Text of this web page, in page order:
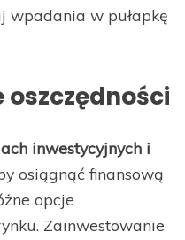
wpadania w pułapkę
oszczędności
inwestycyjnych i
osiągnąć finansową
opcje
Zainwestowanie